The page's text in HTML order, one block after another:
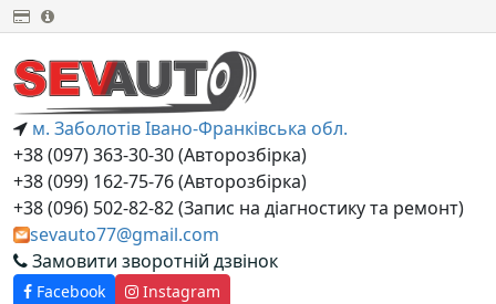
м. Заболотів Івано-Франківська обл.
+38 (097) 363-30-30 (Авторозбірка)
+38 (099) 162-75-76 (Авторозбірка)
+38 (‎096) 502-82-82 (Запис на діагностику та ремонт)
sevauto77@gmail.com
Замовити зворотній дзвінок
Facebook Instagram